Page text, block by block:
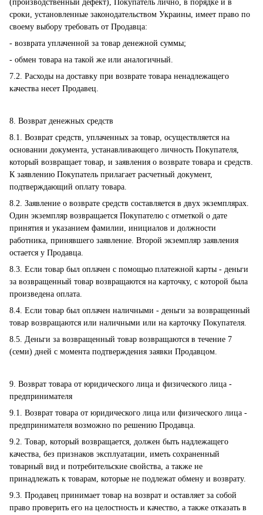
(производственный дефект), Покупатель лично, в порядке и в
сроки, установленные законодательством Украины, имеет право по
своему выбору требовать от Продавца:
- возврата уплаченной за товар денежной суммы;
- обмен товара на такой же или аналогичный.
7.2. Расходы на доставку при возврате товара ненадлежащего
качества несет Продавец.
8. Возврат денежных средств
8.1. Возврат средств, уплаченных за товар, осуществляется на
основании документа, устанавливающего личность Покупателя,
который возвращает товар, и заявления о возврате товара и средств.
К заявлению Покупатель прилагает расчетный документ,
подтверждающий оплату товара.
8.2. Заявление о возврате средств составляется в двух экземплярах.
Один экземпляр возвращается Покупателю с отметкой о дате
принятия и указанием фамилии, инициалов и должности
работника, принявшего заявление. Второй экземпляр заявления
остается у Продавца.
8.3. Если товар был оплачен с помощью платежной карты - деньги
за возвращенный товар возвращаются на карточку, с которой была
произведена оплата.
8.4. Если товар был оплачен наличными - деньги за возвращенный
товар возвращаются или наличными или на карточку Покупателя.
8.5. Деньги за возвращенный товар возвращаются в течение 7
(семи) дней с момента подтверждения заявки Продавцом.
9. Возврат товара от юридического лица и физического лица -
предпринимателя
9.1. Возврат товара от юридического лица или физического лица -
предпринимателя возможно по решению Продавца.
9.2. Товар, который возвращается, должен быть надлежащего
качества, без признаков эксплуатации, иметь сохраненный
товарный вид и потребительские свойства, а также не
принадлежать к товарам, которые не подлежат обмену и возврату.
9.3. Продавец принимает товар на возврат и оставляет за собой
право проверить его на целостность и качество, а также отказать в